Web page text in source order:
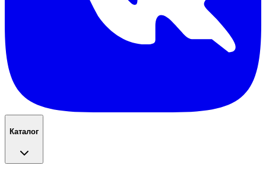
Каталог